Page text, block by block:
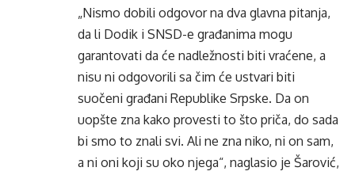
„Nismo dobili odgovor na dva glavna pitanja,
da li Dodik i SNSD-e građanima mogu
garantovati da će nadležnosti biti vraćene, a
nisu ni odgovorili sa čim će ustvari biti
suočeni građani Republike Srpske. Da on
uopšte zna kako provesti to što priča, do sada
bi smo to znali svi. Ali ne zna niko, ni on sam,
a ni oni koji su oko njega“, naglasio je Šarović,